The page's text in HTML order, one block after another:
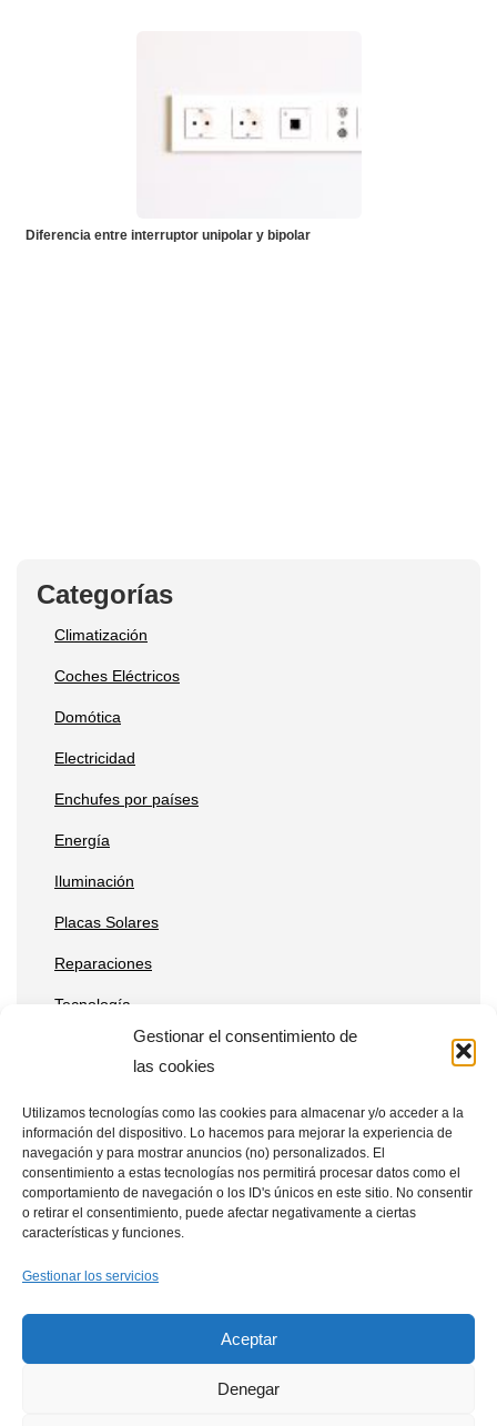
Gestionar el consentimiento de
las cookies
Utilizamos tecnologías como las cookies para almacenar y/o acceder a la
información del dispositivo. Lo hacemos para mejorar la experiencia de
navegación y para mostrar anuncios (no) personalizados. El
consentimiento a estas tecnologías nos permitirá procesar datos como el
comportamiento de navegación o los ID's únicos en este sitio. No consentir
o retirar el consentimiento, puede afectar negativamente a ciertas
características y funciones.
Gestionar los servicios
Aceptar
Denegar
Diferencia entre interruptor unipolar y bipolar
Categorías
Climatización
Coches Eléctricos
Domótica
Electricidad
Enchufes por países
Energía
Iluminación
Placas Solares
Reparaciones
Tecnología
Entradas recientes
Qué ventajas tienen las placas solares en estaciones de
telecomunicaciones remotas
Placas solares en drones: aplicaciones y beneficios
Aviso Legal